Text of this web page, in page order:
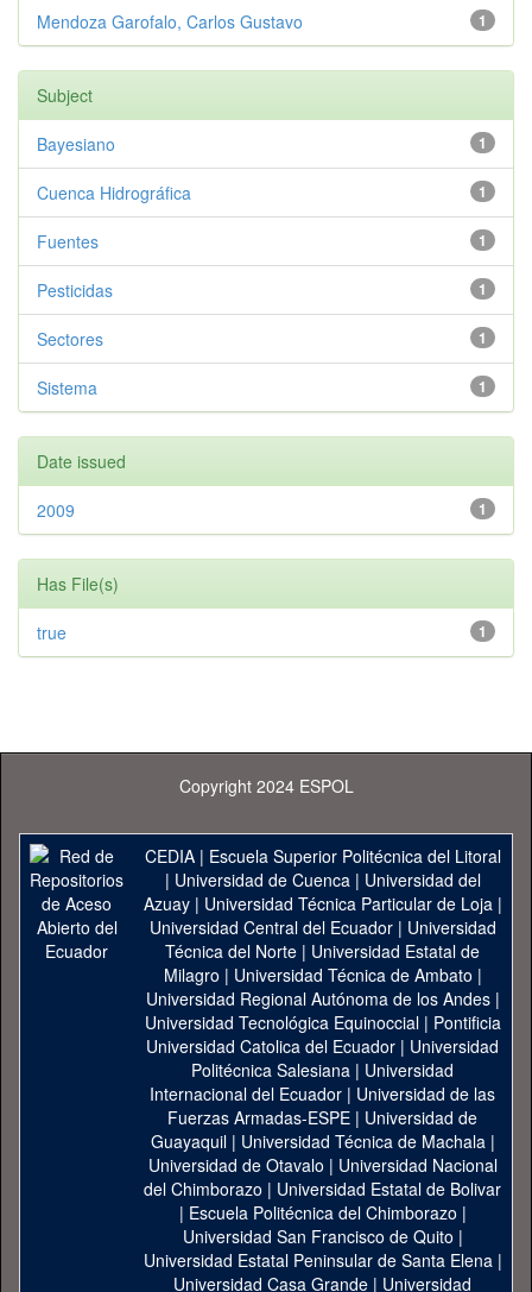
1
Mendoza Garofalo, Carlos Gustavo
Subject
1
Bayesiano
1
Cuenca Hidrográfica
1
Fuentes
1
Pesticidas
1
Sectores
1
Sistema
Date issued
1
2009
Has File(s)
1
true
Copyright 2024 ESPOL
CEDIA| Escuela Superior Politécnica del Litoral
| Universidad de Cuenca| Universidad del
Azuay| Universidad Técnica Particular de Loja|
Universidad Central del Ecuador| Universidad
Técnica del Norte | Universidad Estatal de
Milagro | Universidad Técnica de Ambato |
Universidad Regional Autónoma de los Andes|
Universidad Tecnológica Equinoccial| Pontificia
Universidad Catolica del Ecuador | Universidad
Politécnica Salesiana | Universidad
Internacional del Ecuador | Universidad de las
Fuerzas Armadas-ESPE | Universidad de
Guayaquil| Universidad Técnica de Machala|
Universidad de Otavalo | Universidad Nacional
del Chimborazo | Universidad Estatal de Bolivar
| Escuela Politécnica del Chimborazo |
Universidad San Francisco de Quito |
Universidad Estatal Peninsular de Santa Elena|
Universidad Casa Grande | Universidad